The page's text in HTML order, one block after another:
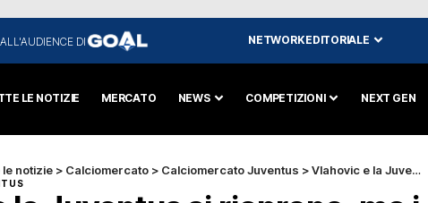
DI NETWORK EDITORIALE
LE NOTIZIE MERCATO NEWS COMPETIZIONI NEXT GEN
le notizie > Calciomercato > Calciomercato Juventus >Vlahovic e la Juventus si riaprono, ma i numeri non tornano: 3 milioni separano le parti, l’Europa aspetta